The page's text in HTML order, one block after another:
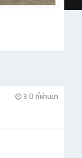
3 ปี ที่ผ่านมา